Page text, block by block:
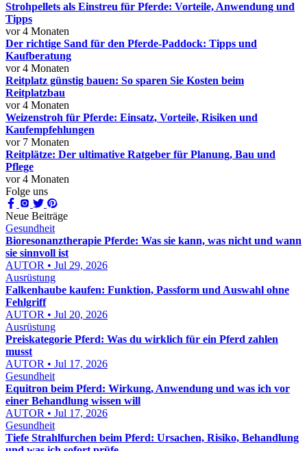
Strohpellets als Einstreu für Pferde: Vorteile, Anwendung und
Tipps
vor 4 Monaten
Der richtige Sand für den Pferde-Paddock: Tipps und
Kaufberatung
vor 4 Monaten
Reitplatz günstig bauen: So sparen Sie Kosten beim
Reitplatzbau
vor 4 Monaten
Weizenstroh für Pferde: Einsatz, Vorteile, Risiken und
Kaufempfehlungen
vor 7 Monaten
Reitplätze: Der ultimative Ratgeber für Planung, Bau und
Pflege
vor 4 Monaten
Folge uns
Neue Beiträge
Gesundheit
Bioresonanztherapie Pferde: Was sie kann, was nicht und wann
sie sinnvoll ist
AUTOR • Jul 29, 2026
Ausrüstung
Falkenhaube kaufen: Funktion, Passform und Auswahl ohne
Fehlgriff
AUTOR • Jul 20, 2026
Ausrüstung
Preiskategorie Pferd: Was du wirklich für ein Pferd zahlen
musst
AUTOR • Jul 17, 2026
Gesundheit
Equitron beim Pferd: Wirkung, Anwendung und was ich vor
einer Behandlung wissen will
AUTOR • Jul 17, 2026
Gesundheit
Tiefe Strahlfurchen beim Pferd: Ursachen, Risiko, Behandlung